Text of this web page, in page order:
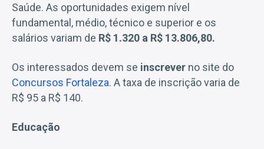
Saúde. As oportunidades exigem nível
fundamental, médio, técnico e superior e os
salários variam de R$ 1.320 a R$ 13.806,80.
Os interessados devem se inscrever no site do
Concursos Fortaleza. A taxa de inscrição varia de
R$ 95 a R$ 140.
Educação